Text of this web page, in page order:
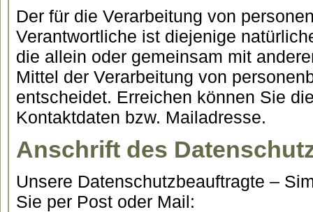
Der für die Verarbeitung von
Verantwortliche ist diejenige
die allein oder gemeinsam mit
Mittel der Verarbeitung von
entscheidet. Erreichen können Sie
Kontaktdaten bzw. Mailadresse.
Anschrift des
Unsere Datenschutzbeauftragte –
Sie per Post oder Mail: